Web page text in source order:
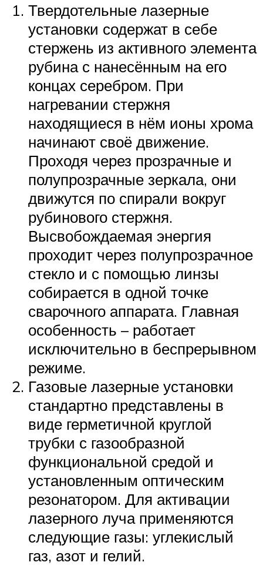
Твердотельные лазерные
установки содержат в себе
стержень из активного элемента
рубина с нанесённым на его
концах серебром. При
нагревании стержня
находящиеся в нём ионы хрома
начинают своё движение.
Проходя через прозрачные и
полупрозрачные зеркала, они
движутся по спирали вокруг
рубинового стержня.
Высвобождаемая энергия
проходит через полупрозрачное
стекло и с помощью линзы
собирается в одной точке
сварочного аппарата. Главная
особенность – работает
исключительно в беспрерывном
режиме.
Газовые лазерные установки
стандартно представлены в
виде герметичной круглой
трубки с газообразной
функциональной средой и
установленным оптическим
резонатором. Для активации
лазерного луча применяются
следующие газы: углекислый
газ, азот и гелий.